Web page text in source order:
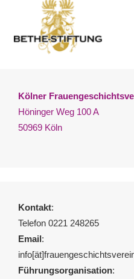
Kölner
Höninger Weg 100 A
50969 Köln
Kontakt:
Telefon 0221 248265
Email:
Führungsorganisation: